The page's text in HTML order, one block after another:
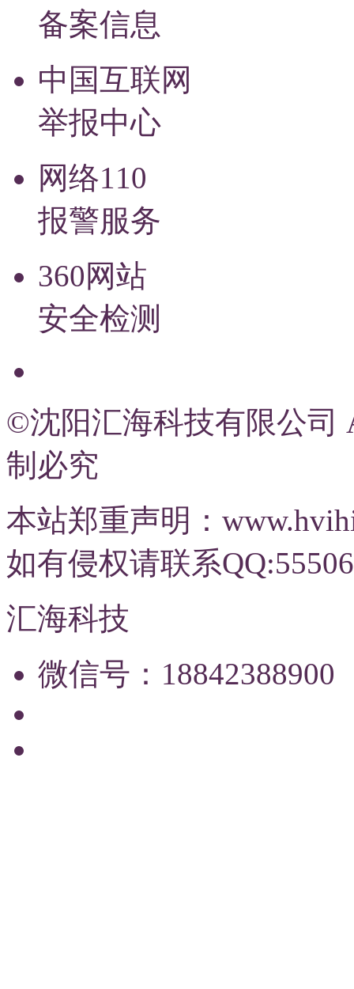
备案信息
中国互联网
举报中心
网络110
报警服务
360网站
安全检测
©沈阳汇海科技有限公司
制必究
本站郑重声明：
如有侵权请联系
汇海科技
微信号：18842388900